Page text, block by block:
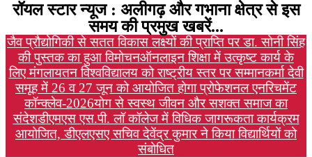
रॉयल स्टार न्यूज : अलीगढ़ और गभाना क्षेत्र से इस
समय की प्रमुख खबरें...
जैव प्रौद्योगिकी से सतत विकास लक्ष्यों की प्राप्ति पर डा. सोनी सिंह
की पुस्तक का हुआ विमोचनऑनलाइन शिक्षा में उत्कृष्ट कार्य के
लिए मंगलायतन विश्वविद्यालय को राष्ट्रीय स्तर पर सम्मानकर्मा देवी
समूह में 26 व 27 जून को आयोजित होगा प्रोफेशनल एनरिचमेंट
कॉन्क्लेव-2026योग से स्वस्थ जीवन और सशक्त समाज का
संदेशडीएमएस एस.पी. लॉ कॉलेज में विधिक जागरूकता कार्यक्रम
आयोजित, डीएलएसए सचिव देवेंद्र कुमार ने किया विद्यार्थियों को
संबोधित